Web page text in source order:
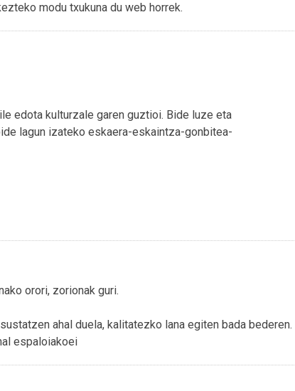
modu txukuna du web horrek.
edota kulturzale garen guztioi. Bide luze eta
lagun izateko eskaera-eskaintza-gonbitea-
orori, zorionak guri.
ahal duela, kalitatezko lana egiten bada bederen.
espaloiakoei